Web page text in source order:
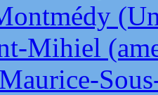
Mihiel